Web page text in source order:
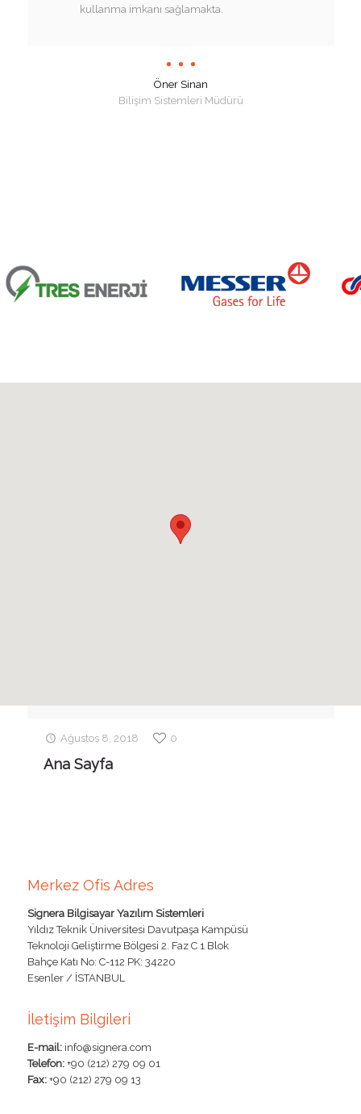
kullanma imkanı sağlamakta.
Öner Sinan
Bilişim Sistemleri Müdürü
Ağustos 8, 2018 0
Ana Sayfa
Merkez Ofis Adres
Signera Bilgisayar Yazılım Sistemleri
Yıldız Teknik Üniversitesi Davutpaşa Kampüsü
Teknoloji Geliştirme Bölgesi 2. Faz C 1 Blok
Bahçe Katı No: C-112 PK: 34220
Esenler / İSTANBUL
İletişim Bilgileri
E-mail:info@signera.com
Telefon:+90 (212) 279 09 01
Fax:+90 (212) 279 09 13